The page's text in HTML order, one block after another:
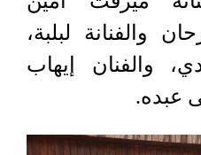
والفنانة لبلبة،
والفنان إيهاب
عبده.